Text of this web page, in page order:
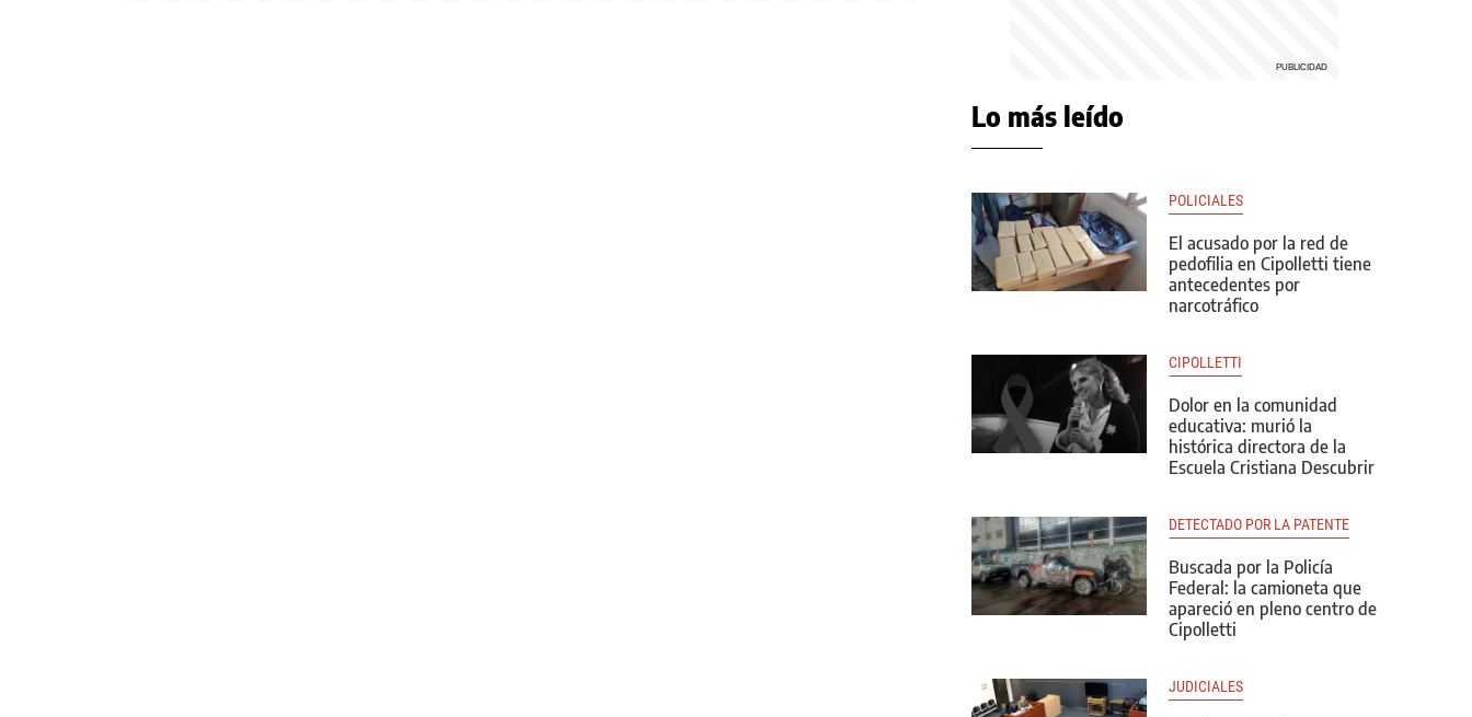
Lo más leído
POLICIALES
El acusado por la red de
pedofilia en Cipolletti tiene
antecedentes por
narcotráfico
CIPOLLETTI
Dolor en la comunidad
educativa: murió la
histórica directora de la
Escuela Cristiana Descubrir
DETECTADO POR LA PATENTE
Buscada por la Policía
Federal: la camioneta que
apareció en pleno centro de
Cipolletti
JUDICIALES